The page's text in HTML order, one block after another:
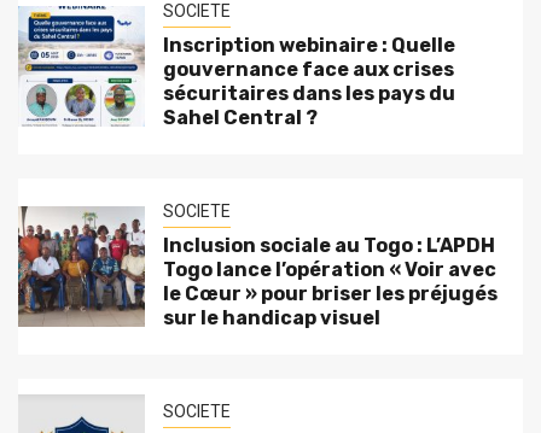
SOCIETE
Inscription webinaire : Quelle
gouvernance face aux crises
sécuritaires dans les pays du
Sahel Central ?
SOCIETE
Inclusion sociale au Togo : L’APDH
Togo lance l’opération « Voir avec
le Cœur » pour briser les préjugés
sur le handicap visuel
SOCIETE